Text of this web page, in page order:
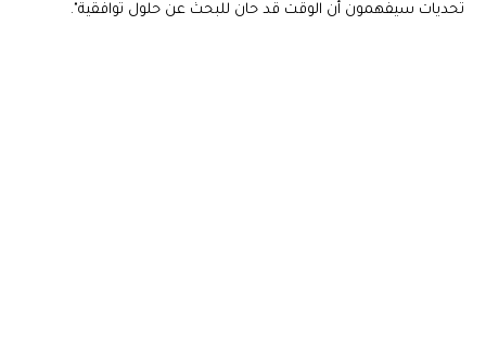
تحديات سيفهمون أن الوقت قد حان للبحث عن حلول توافقية".